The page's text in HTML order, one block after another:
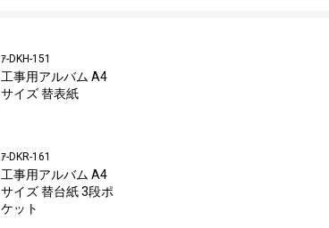
ｱ-DKH-151
工事用アルバム A4
サイズ 替表紙
ｱ-DKR-161
工事用アルバム A4
サイズ 替台紙 3段ポ
ケット